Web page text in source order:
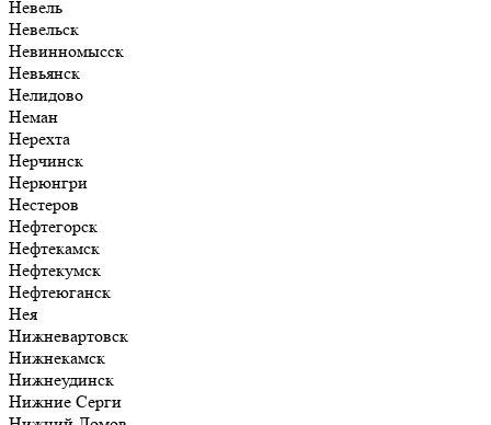
Невель
Невельск
Невинномысск
Невьянск
Нелидово
Неман
Нерехта
Нерчинск
Нерюнгри
Нестеров
Нефтегорск
Нефтекамск
Нефтекумск
Нефтеюганск
Нея
Нижневартовск
Нижнекамск
Нижнеудинск
Нижние Серги